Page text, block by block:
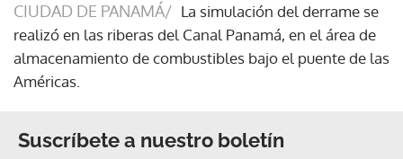
CIUDAD DE PANAMÁ/ La simulación del derrame se
realizó en las riberas del Canal Panamá, en el área de
almacenamiento de combustibles bajo el puente de las
Américas.
Suscríbete a nuestro boletín